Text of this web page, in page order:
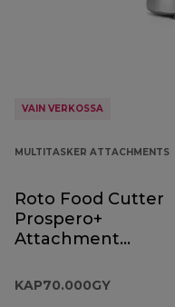
VAIN VERKOSSA
MULTITASKER ATTACHMENTS
Roto Food Cutter
Prospero+
Attachment
KAP70.000GY